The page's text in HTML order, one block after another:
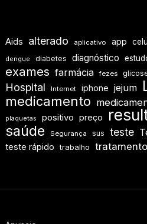
Aids alterado aplicativo app
dengue diabetes diagnóstico
exames farmácia fezes
Hospital
Internet iphone jejum
medicamento
plaquetas positivo preço
saúde Segurança sus teste
teste rápido trabalho tratamento